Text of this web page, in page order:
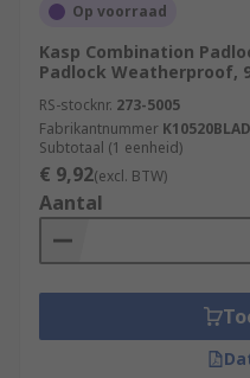
Op voorraad
Kasp Combination
Padlock Weatherproof,
RS-stocknr. 273-5005
Fabrikantnummer K10520BLAD
Subtotaal (1 eenheid)
€ 9,92(excl. BTW)
Aantal